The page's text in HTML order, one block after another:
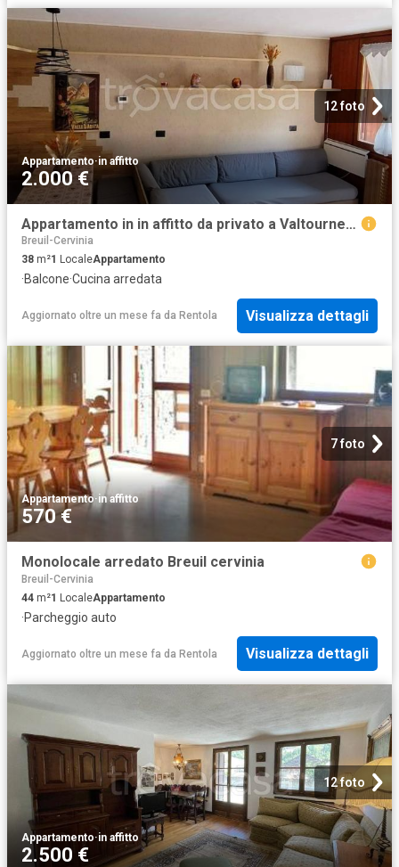
12 foto
Appartamento·in affitto
2.000 €
Appartamento in in affitto da privato a Valtournenche frazione breuil cervinia, da privato, lavastoviglie, balcone TrovaCasa
Breuil-Cervinia
38 m²1 LocaleAppartamento
·Balcone·Cucina arredata
Aggiornato oltre un mese fa da Rentola Visualizza dettagli
7 foto
Appartamento·in affitto
570 €
Monolocale arredato Breuil cervinia
Breuil-Cervinia
44 m²1 LocaleAppartamento
·Parcheggio auto
Aggiornato oltre un mese fa da Rentola Visualizza dettagli
12 foto
Appartamento·in affitto
2.500 €